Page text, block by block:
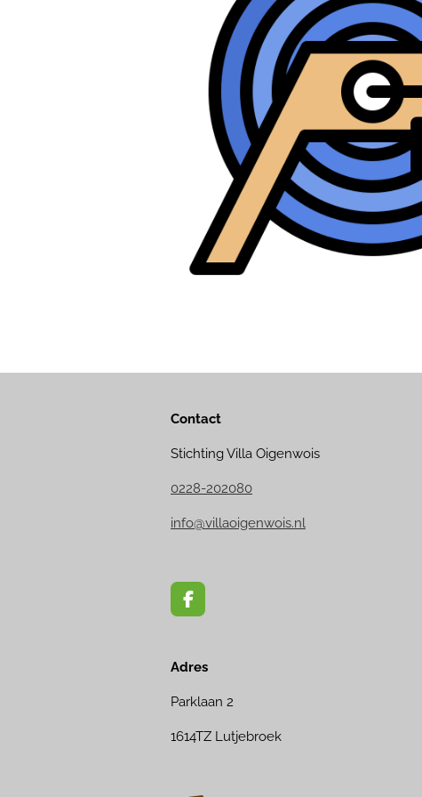
Contact
Stichting Villa Oigenwois
0228-202080
info@villaoigenwois.nl
F
a
b
o
Adres
Parklaan 2
1614TZ Lutjebroek